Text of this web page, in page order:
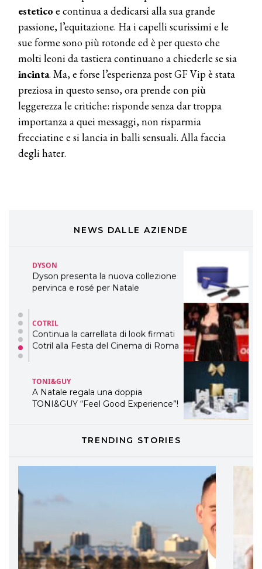
estetico e continua a dedicarsi alla sua grande
passione, l’equitazione. Ha i capelli scurissimi e le
sue forme sono più rotonde ed è per questo che
molti leoni da tastiera continuano a chiederle se sia
incinta. Ma, e forse l’esperienza post GF Vip è stata
preziosa in questo senso, ora prende con più
leggerezza le critiche: risponde senza dar troppa
importanza a quei messaggi, non risparmia
frecciatine e si lancia in balli sensuali. Alla faccia
degli hater.
NEWS DALLE AZIENDE
TONI&GUY
A Natale regala una doppia
TONI&GUY “Feel Good Experience”!
TONI&GUY
LABEL.M lancia la sua innovativa ed
eco-sostenibile linea di prodotti
professionali
DAVINES
Davines presenta cofanetti beauty
WELLNESS CONGRESS 2022: I
DYSON
Dyson presenta la nuova collezione
pervinca e rosé per Natale
COTRIL
Continua la carrellata di look firmati
Cotril alla Festa del Cinema di Roma
TONI&GUY
A Natale regala una doppia
TONI&GUY “Feel Good Experience”!
LABEL.M lancia la sua innovativa ed
professionali
TRENDING STORIES